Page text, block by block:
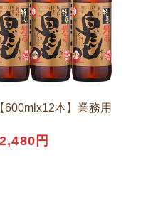
600mlx12本】業務用
円